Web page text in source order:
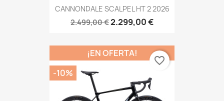
CANNONDALE SCALPEL HT 2 2026
2.499,00 €2.299,00 €
¡EN OFERTA!
-10%
favorite_border